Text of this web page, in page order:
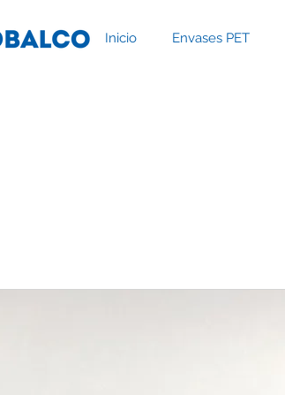
Inicio Envases PET